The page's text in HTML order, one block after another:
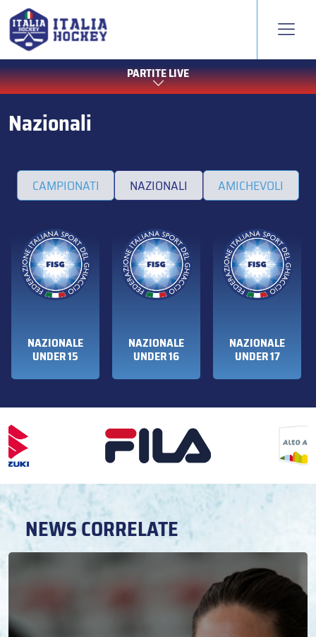
PARTITE LIVE
Nazionali
CAMPIONATI NAZIONALI AMICHEVOLI
NAZIONALE
UNDER 15
NAZIONALE
UNDER 16
NAZIONALE
UNDER 17
NEWS CORRELATE